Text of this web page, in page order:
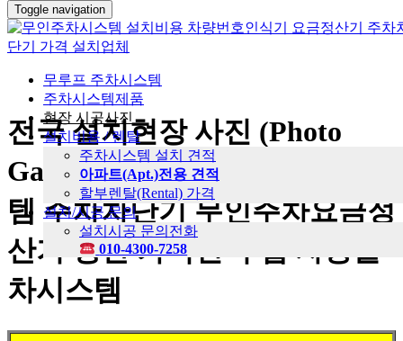
Toggle navigation
무루프 주차시스템
주차시스템제품
현장 시공사진
설치비용 / 렌탈
주차시스템 설치 견적
아파트(Apt.)전용 견적
할부렌탈(Rental) 가격
설치/시공 문의
설치시공 문의전화
010-4300-7258
전국 설치현장 사진 (Photo
Gallery) -무인주차장관제시스
템 주차차단기 무인주차요금정
산기 생산 가격견적 앱 자동출
차시스템